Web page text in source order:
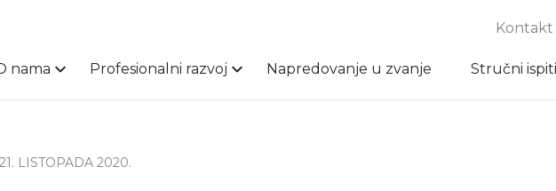
Kontakt
nama Profesionalni razvoj Napredovanje u zvanje Stručni ispiti
LISTOPADA 2020.